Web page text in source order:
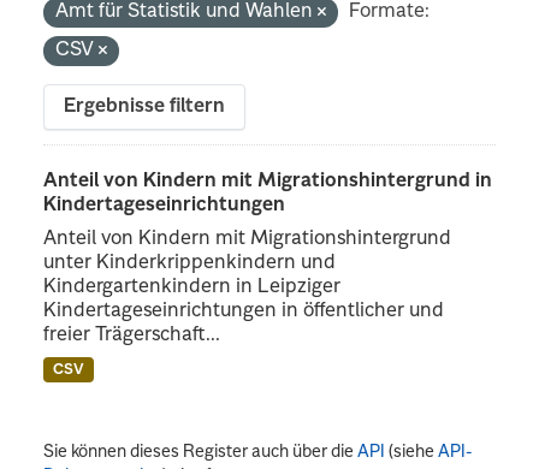
Amt für Statistik und Wahlen
Formate:
CSV
Ergebnisse filtern
Anteil von Kindern mit Migrationshintergrund in
Kindertageseinrichtungen
Anteil von Kindern mit Migrationshintergrund
unter Kinderkrippenkindern und
Kindergartenkindern in Leipziger
Kindertageseinrichtungen in öffentlicher und
freier Trägerschaft...
CSV
Sie können dieses Register auch über dieAPI (sieheAPI-